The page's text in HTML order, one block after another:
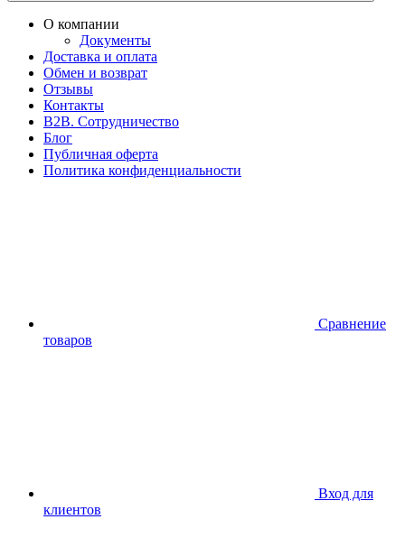
О компании
Документы
Доставка и оплата
Обмен и возврат
Отзывы
Контакты
В2В. Сотрудничество
Блог
Публичная оферта
Политика конфиденциальности
Сравнение
товаров
Вход для
клиентов